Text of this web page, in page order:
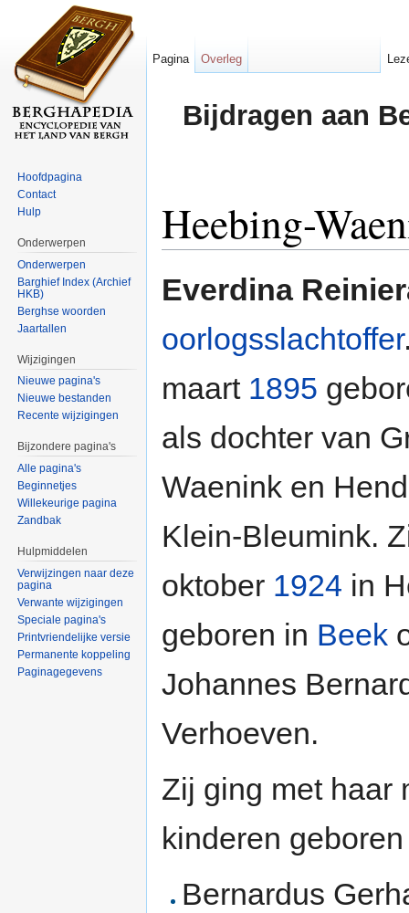
Bijdragen aan
Heebing-
Everdina
oorlogsslachtoffer
maart 1895
als dochter van
Waenink en
Klein-Bleumink.
oktober 1924 in
geboren in Beek
Johannes
Verhoeven.
Zij ging met haar
kinderen
Bernardus
Pagina Overleg
Hoofdpagina
Contact
Hulp
Onderwerpen
Onderwerpen
Barghief Index (Archief
HKB)
Berghse woorden
Jaartallen
Wijzigingen
Nieuwe pagina's
Nieuwe bestanden
Recente wijzigingen
Bijzondere pagina's
Alle pagina's
Beginnetjes
Willekeurige pagina
Zandbak
Hulpmiddelen
Verwijzingen naar deze
pagina
Verwante wijzigingen
Speciale pagina's
Printvriendelijke versie
Permanente koppeling
Paginagegevens